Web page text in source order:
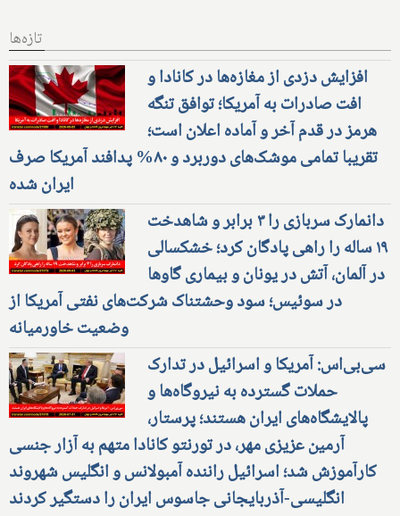
تازه‌ها
افزایش دزدی از مغازه‌ها در کانادا و
افت صادرات به آمریکا؛ توافق تنگه
هرمز در قدم آخر و آماده اعلان است؛
تقریبا تمامی موشک‌های دوربرد و ۸۰% پدافند آمریکا صرف
ایران شده
دانمارک سربازی را ۳ برابر و شاهدخت
۱۹ ساله را راهی پادگان کرد؛ خشکسالی
در آلمان، آتش در یونان و بیماری گاوها
در سوئیس؛ سود وحشتناک شرکت‌های نفتی آمریکا از
وضعیت خاورمیانه
سی‌بی‌اس: آمریکا و اسرائیل در تدارک
حملات گسترده به نیروگاه‌ها و
پالایشگاه‌های ایران هستند؛ پرستار،
آرمین عزیزی مهر، در تورنتو کانادا متهم به آزار جنسی
کارآموزش شد؛ اسرائیل راننده آمبولانس و انگلیس شهروند
انگلیسی-آذربایجانی جاسوس ایران را دستگیر کردند